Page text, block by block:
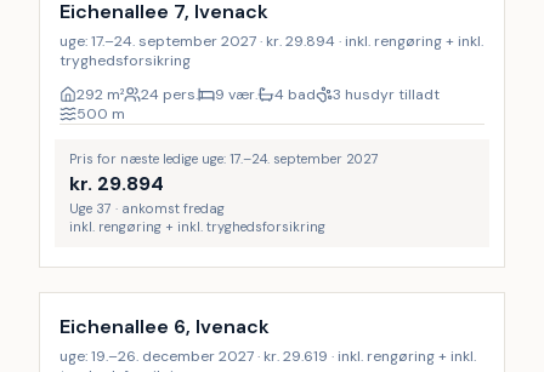
Eichenallee 7, Ivenack
uge: 17.–24. september 2027 · kr. 29.894 · inkl. rengøring + inkl.
tryghedsforsikring
292 m² 24 pers. 9 vær. 4 bad
3 husdyr tilladt
500 m
Pris for næste ledige uge: 17.–24. september 2027
kr. 29.894
Uge 37 · ankomst fredag
inkl. rengøring + inkl. tryghedsforsikring
Inkl. rengøring
Eichenallee 6, Ivenack
uge: 19.–26. december 2027 · kr. 29.619 · inkl. rengøring + inkl.